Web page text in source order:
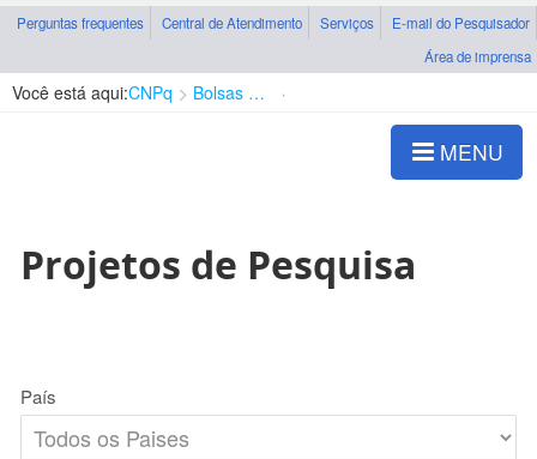
Perguntas frequentes Central de Atendimento Serviços
E-mail do Pesquisador
Área de imprensa
Você está aqui:CNPq Bolsas e Auxílios Vigentes
MENU
Projetos de Pesquisa
País